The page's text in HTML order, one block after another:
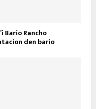
Bario Rancho
den bario